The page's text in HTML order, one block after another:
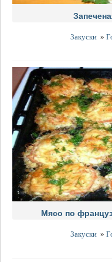
Закуски »
Мясо по
Закуски »